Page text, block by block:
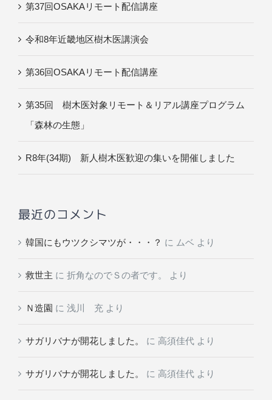
第37回OSAKAリモート配信講座
令和8年近畿地区樹木医講演会
第36回OSAKAリモート配信講座
第35回 樹木医対象リモート＆リアル講座プログラム
「森林の生態」
R8年(34期) 新人樹木医歓迎の集いを開催しました
最近のコメント
韓国にもウツクシマツが・・・？ に ムベ より
救世主 に 折角なのでＳの者です。 より
Ｎ造園 に 浅川 充 より
サガリバナが開花しました。 に 高須佳代 より
サガリバナが開花しました。 に 高須佳代 より